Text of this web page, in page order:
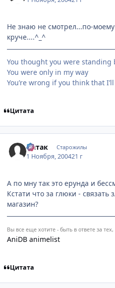
Не знаю не смотрел...по-
круче....^_^
You thought you were standing
You were only in my way
You’re wrong if you think that
Цитата
Натак Старожилы
1 Ноября, 200421 г
А по мну так это ерунда и
Кстати что за глюки - связать
магазин?
Вы все еще хотите - быть в ответе за
AniDB animelist
Цитата